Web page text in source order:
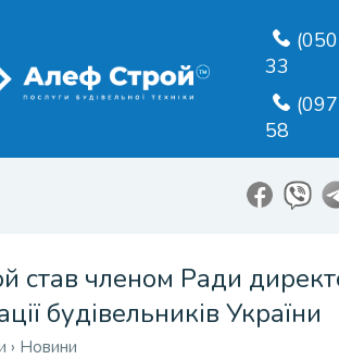
33
58
став членом Ради
будівельників України
› Новини